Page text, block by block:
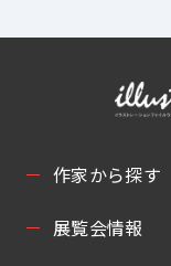
作家から探す
展覧会情報